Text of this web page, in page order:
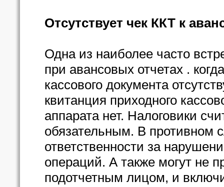
Отсутствует чек ККТ к
Одна из наиболее часто
при авансовых отчетах .
кассового документа
квитанция приходного
аппарата нет. Налоговики
обязательным. В противном
ответственности за
операций. А также могут не
подотчетным лицом, и